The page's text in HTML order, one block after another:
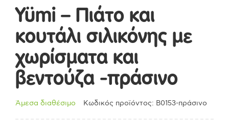
Yümi – Πιάτο και
κουτάλι σιλικόνης με
χωρίσματα και
βεντούζα -πράσινο
Άμεσα διαθέσιμο Κωδικός προϊόντος: B0153-πράσινο